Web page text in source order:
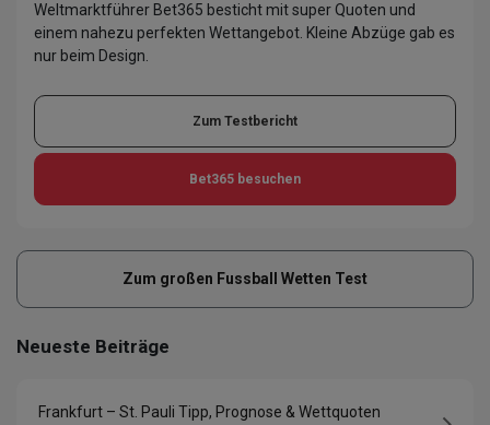
Weltmarktführer Bet365 besticht mit super Quoten und
einem nahezu perfekten Wettangebot. Kleine Abzüge gab es
nur beim Design.
Zum Testbericht
Bet365 besuchen
Zum großen Fussball Wetten Test
Neueste Beiträge
Frankfurt – St. Pauli Tipp, Prognose & Wettquoten